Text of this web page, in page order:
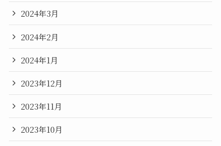
2024年3月
2024年2月
2024年1月
2023年12月
2023年11月
2023年10月